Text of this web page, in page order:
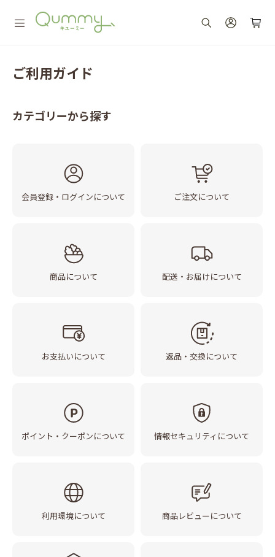
ご利用ガイド
カテゴリーから探す
会員登録・ログインについて ご注文について
商品について 配送・お届けについて
お支払いについて 返品・交換について
ポイント・クーポンについて 情報セキュリティについて
利用環境について 商品レビューについて